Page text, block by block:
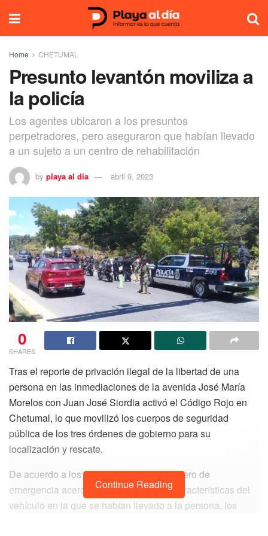
Home CHETUMAL
Presunto levantón moviliza a
la policía
Los agentes ubicaron a los presuntos
perpetradores, pero aseguraron que habían llevado
a un sujeto a un centro de rehabilitación
by playa al dia abril 9, 2023
0
SHARES
Tras el reporte de privación ilegal de la libertad de una
persona en las inmediaciones de la avenida José María
Morelos con Juan José Siordia activó el Código Rojo en
Chetumal, lo que movilizó los cuerpos de seguridad
pública de los tres órdenes de gobierno para su
localización y rescate.
De acuerdo a los datos aportados al número de
emergencia acerca de las placas y las características del
vehículo en la que se habían llevado a la persona, los
Continue Reading